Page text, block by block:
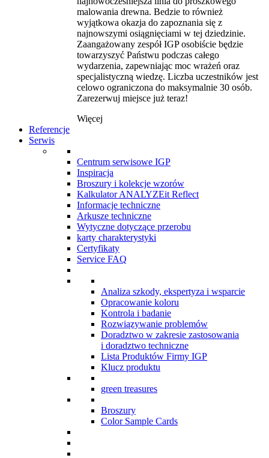
malowania drewna. Bedzie to również
wyjątkowa okazja do zapoznania się z
najnowszymi osiągnięciami w tej dziedzinie.
Zaangażowany zespół IGP osobiście będzie
towarzyszyć Państwu podczas całego
wydarzenia, zapewniając moc wrażeń oraz
specjalistyczną wiedzę. Liczba uczestników jest
celowo ograniczona do maksymalnie 30 osób.
Zarezerwuj miejsce już teraz!
Więcej
Referencje
Serwis
Centrum serwisowe IGP
Inspiracja
Broszury i kolekcje wzorów
Kalkulator ANALYZEit Reflect
Informacje techniczne
Arkusze techniczne
Wytyczne dotyczące przerobu
karty charakterystyki
Certyfikaty
Service FAQ
Analiza szkody, ekspertyza i wsparcie
Opracowanie koloru
Kontrola i badanie
Rozwiązywanie problemów
Doradztwo w zakresie zastosowania
i doradztwo techniczne
Lista Produktów Firmy IGP
Klucz produktu
green treasures
Broszury
Color Sample Cards